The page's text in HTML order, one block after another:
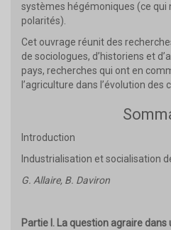
systèmes hégémoniques (ce qui
polarités).
Cet ouvrage réunit des
de sociologues, d’historiens et
pays, recherches qui ont en
l’agriculture dans l’évolution des
Introduction
Industrialisation et socialisation
G. Allaire, B. Daviron
Partie I. La question agraire